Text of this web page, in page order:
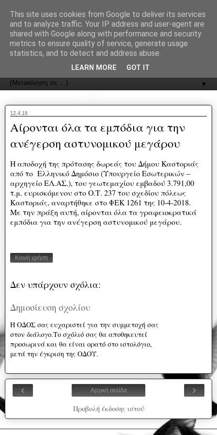
ΟΔΟΣ
▼
12.4.18
Αίρονται όλα τα εμπόδια για την
ανέγερση αστυνομικού μεγάρου
Η αποδοχή της πρότασης δωρεάς του Δήμου Καστοριάς
από το Ελληνικό Δημόσιο (Υπουργείο Εσωτερικών –
αρχηγείο ΕΛ.ΑΣ.), του γεωτεμαχίου εμβαδού 3.791,00
τ.μ. ευρισκόμενου στο Ο.Τ. 237 του σχεδίου πόλεως
Καστοριάς, αναρτήθηκε στο ΦΕΚ 1261 της 10-4-2018.
Με την πράξη αυτή, αίρονται όλα τα γραφειοκρατικά
εμπόδια για την ανέγερση αστυνομικού μεγάρου.
Κοινή χρήση
Δεν υπάρχουν σχόλια:
Δημοσίευση σχολίου
Η ΟΔΟΣ σας ευχαριστεί για την συμμετοχή σας
στον διάλογο.Το σχόλιό σας θα αποθηκευτεί
προσωρινά και θα είναι ορατό στο ιστολόγιο,
μετά την έγκριση της ΟΔΟΥ.
‹ ›
Αρχική σελίδα
Προβολή έκδοσης ιστού
This site uses cookies from Google to deliver its services
and to analyze traffic. Your IP address and user-agent are
shared with Google along with performance and security
metrics to ensure quality of service, generate usage
statistics, and to detect and address abuse.
LEARN MORE GOT IT